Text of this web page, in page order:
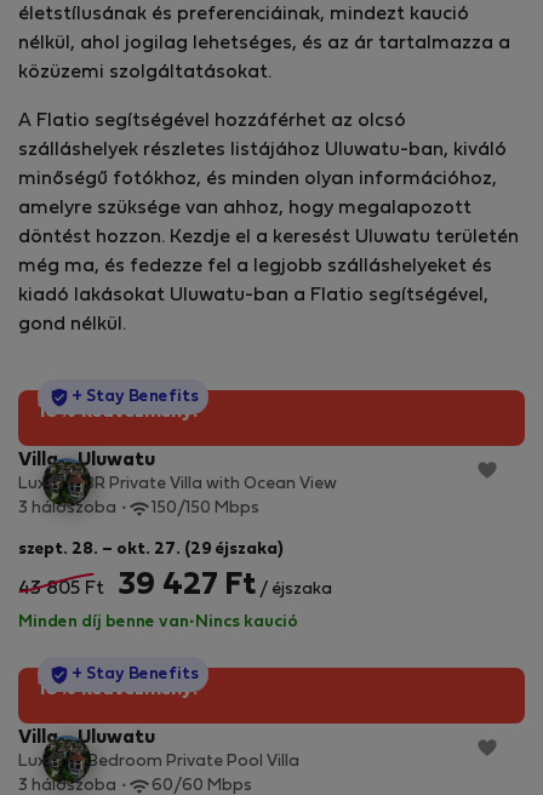
életstílusának és preferenciáinak, mindezt kaució
nélkül, ahol jogilag lehetséges, és az ár tartalmazza a
közüzemi szolgáltatásokat.
A Flatio segítségével hozzáférhet az olcsó
szálláshelyek részletes listájához Uluwatu-ban, kiváló
minőségű fotókhoz, és minden olyan információhoz,
amelyre szüksége van ahhoz, hogy megalapozott
döntést hozzon. Kezdje el a keresést Uluwatu területén
még ma, és fedezze fel a legjobb szálláshelyeket és
kiadó lakásokat Uluwatu-ban a Flatio segítségével,
gond nélkül.
10% kedvezmény!
StayProtection
+ Stay Benefits
Villa - Uluwatu
Luxury 3BR Private Villa with Ocean View
3 hálószoba
150/150 Mbps
szept. 28. – okt. 27. (29 éjszaka)
43 805 Ft 39 427 Ft / éjszaka
Minden díj benne van· Nincs kaució
10% kedvezmény!
StayProtection
+ Stay Benefits
Villa - Uluwatu
Luxury 3 Bedroom Private Pool Villa
3 hálószoba
60/60 Mbps